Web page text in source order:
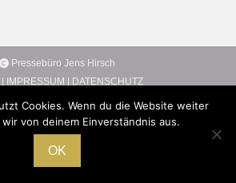
Pressebüro Jens Hirsch
IMPRESSUM DATENSCHUTZ
Cookies. Wenn du die Website weiter
von deinem Einverständnis aus.
OK